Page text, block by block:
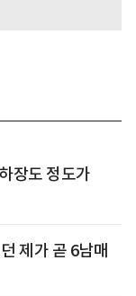
장도 정도가
제가 곧 6남매